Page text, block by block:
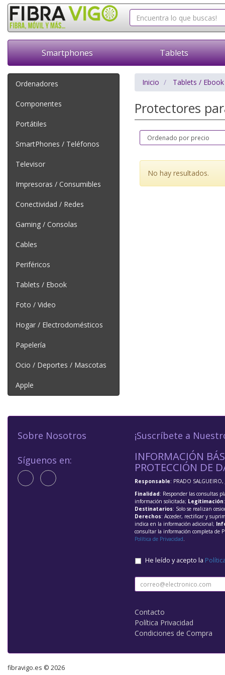
Smartphones Tablets
Ordenadores
Componentes
Portátiles
SmartPhones / Teléfonos
Televisor
Impresoras / Consumibles
Conectividad / Redes
Gaming / Consolas
Cables
Periféricos
Tablets / Ebook
Foto / Video
Hogar / Electrodomésticos
Papelería
Ocio / Deportes / Mascotas
Apple
Inicio Tablets / Ebook
Protectores
No hay resultados.
Sobre Nosotros
Síguenos en:
¡Suscríbete a
INFORMACIÓN
PROTECCIÓN DE
Responsable: PRADO SALGUEIRO,
Finalidad: Responder las consultas
información solicitada; Legitimación
Destinatarios: Solo se realizan
Derechos: Acceder, rectificar y
indica en la información adicional;
consultar la información completa de
Política de Privacidad.
He leído y acepto la
Contacto
Política Privacidad
Condiciones de Compra
fibravigo.es © 2026